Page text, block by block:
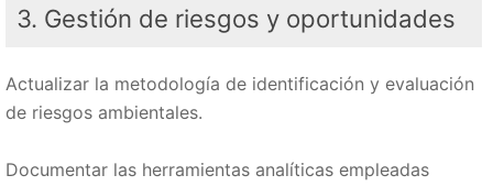
3. Gestión de riesgos y oportunidades
Actualizar la metodología de identificación y evaluación
de riesgos ambientales.
Documentar las herramientas analíticas empleadas